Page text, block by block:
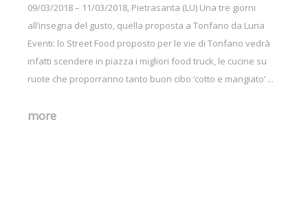
09/03/2018 – 11/03/2018, Pietrasanta (LU) Una tre giorni
all’insegna del gusto, quella proposta a Tonfano da Luna
Eventi: lo Street Food proposto per le vie di Tonfano vedrà
infatti scendere in piazza i migliori food truck, le cucine su
ruote che proporranno tanto buon cibo ‘cotto e mangiato’ ...
more